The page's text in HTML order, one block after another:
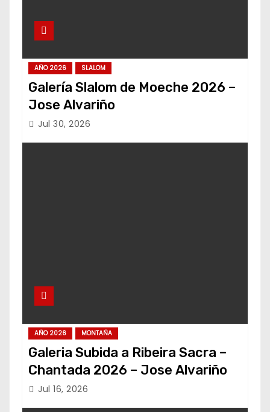
AÑO 2026 SLALOM
Galería Slalom de Moeche 2026 –
Jose Alvariño
Jul 30, 2026
AÑO 2026 MONTAÑA
Galeria Subida a Ribeira Sacra –
Chantada 2026 – Jose Alvariño
Jul 16, 2026